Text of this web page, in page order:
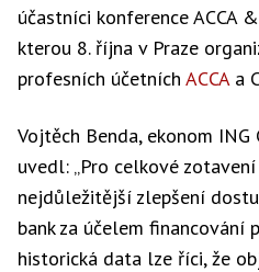
účastníci konference ACCA
kterou 8. října v Praze
profesních účetních ACCAa
Vojtěch Benda, ekonom ING
uvedl: „Pro celkové
nejdůležitější zlepšení
bank za účelem financování
historická data lze říci, že